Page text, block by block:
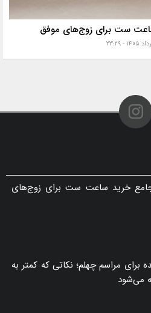
ست برای زوج‌های موفق
جامع خرید ساعت ست برای زوج‌های
برای مراسم چهلم؛ نکاتی که کمتر به
می‌شود